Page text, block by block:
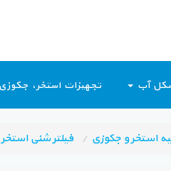
آب تجهیزات استخر،
استخر و جکوزی فیلتر شنی استخر